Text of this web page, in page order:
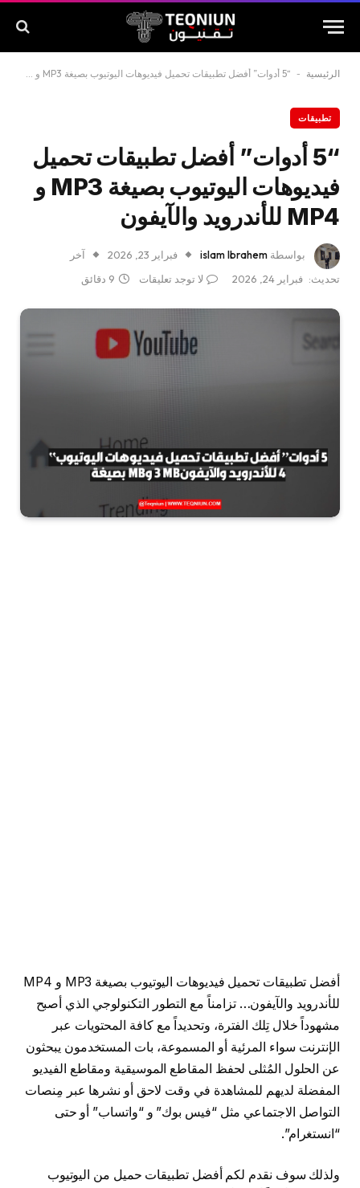
الرئيسية - “5 أدوات” أفضل تطبيقات تحميل فيديوهات اليوتيوب بصيغة MP3 و MP4 للأندرويد والآيفون
تطبيقات
“5 أدوات” أفضل تطبيقات تحميل
فيديوهات اليوتيوب بصيغة MP3 و
MP4 للأندرويد والآيفون
بواسطة islam Ibrahem فبراير 23, 2026
آخر
تحديث: فبراير 24, 2026 لا توجد تعليقات 9 دقائق
أفضل تطبيقات تحميل فيديوهات اليوتيوب بصيغة MP3 و MP4
للأندرويد والآيفون… تزامناً مع التطور التكنولوجي الذي أصبح
مشهوداً خلال تِلك الفترة، وتحديداً مع كافة المحتويات عبر
الإنترنت سواء المرئية أو المسموعة، بات المستخدمون يبحثون
عن الحلول المُثلى لحفظ المقاطع الموسيقية ومقاطع الفيديو
المفضلة لديهم للمشاهدة في وقت لاحق أو نشرها عبر مِنصات
التواصل الاجتماعي مثل “فيس بوك” و “واتساب” أو حتى
“انستغرام”.
ولذلك سوف نقدم لكم أفضل تطبيقات حميل من اليوتيوب